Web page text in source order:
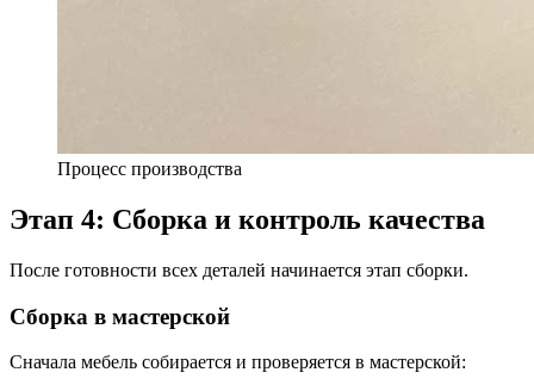
Процесс производства
Этап 4: Сборка и контроль качества
После готовности всех деталей начинается этап сборки.
Сборка в мастерской
Сначала мебель собирается и проверяется в мастерской: